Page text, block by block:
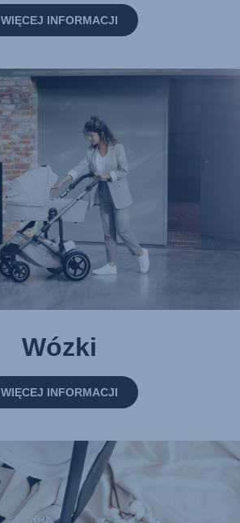
WIĘCEJ INFORMACJI
Wózki
WIĘCEJ INFORMACJI